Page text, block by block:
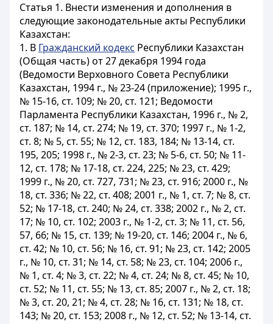
Статья 1. Внести изменения и дополнения в
следующие законодательные акты Республики
Казахстан:
1. В Гражданский кодекс Республики Казахстан
(Общая часть) от 27 декабря 1994 года
(Ведомости Верховного Совета Республики
Казахстан, 1994 г., № 23-24 (приложение); 1995 г.,
№ 15-16, ст. 109; № 20, ст. 121; Ведомости
Парламента Республики Казахстан, 1996 г., № 2,
ст. 187; № 14, ст. 274; № 19, ст. 370; 1997 г., № 1-2,
ст. 8; № 5, ст. 55; № 12, ст. 183, 184; № 13-14, ст.
195, 205; 1998 г., № 2-3, ст. 23; № 5-6, ст. 50; № 11-
12, ст. 178; № 17-18, ст. 224, 225; № 23, ст. 429;
1999 г., № 20, ст. 727, 731; № 23, ст. 916; 2000 г., №
18, ст. 336; № 22, ст. 408; 2001 г., № 1, ст. 7; № 8, ст.
52; № 17-18, ст. 240; № 24, ст. 338; 2002 г., № 2, ст.
17; № 10, ст. 102; 2003 г., № 1-2, ст. 3; № 11, ст. 56,
57, 66; № 15, ст. 139; № 19-20, ст. 146; 2004 г., № 6,
ст. 42; № 10, ст. 56; № 16, ст. 91; № 23, ст. 142; 2005
г., № 10, ст. 31; № 14, ст. 58; № 23, ст. 104; 2006 г.,
№ 1, ст. 4; № 3, ст. 22; № 4, ст. 24; № 8, ст. 45; № 10,
ст. 52; № 11, ст. 55; № 13, ст. 85; 2007 г., № 2, ст. 18;
№ 3, ст. 20, 21; № 4, ст. 28; № 16, ст. 131; № 18, ст.
143; № 20, ст. 153; 2008 г., № 12, ст. 52; № 13-14, ст.